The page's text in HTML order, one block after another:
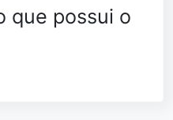
que possui o